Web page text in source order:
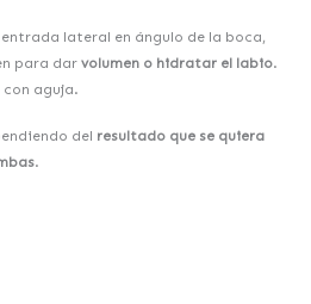
lateral en ángulo de la boca,
para dar volumen o hidratar el labio.
con aguja.
del resultado que se quiera
.